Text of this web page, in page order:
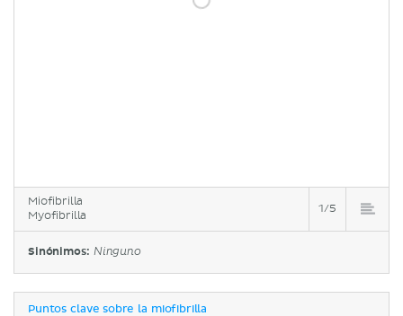
Miofibrilla
Myofibrilla
1/5
Sinónimos: Ninguno
Puntos clave sobre la miofibrilla